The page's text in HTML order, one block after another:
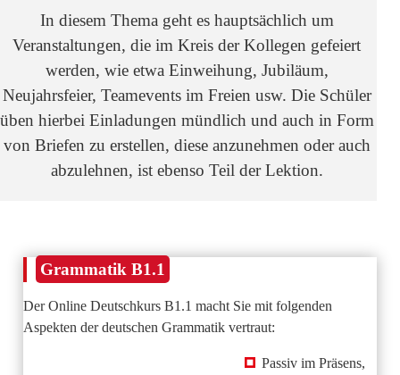
In diesem Thema geht es hauptsächlich um
Veranstaltungen, die im Kreis der Kollegen gefeiert
werden, wie etwa Einweihung, Jubiläum,
Neujahrsfeier, Teamevents im Freien usw. Die Schüler
üben hierbei Einladungen mündlich und auch in Form
von Briefen zu erstellen, diese anzunehmen oder auch
abzulehnen, ist ebenso Teil der Lektion.
Grammatik B1.1
Der Online Deutschkurs B1.1 macht Sie mit folgenden
Aspekten der deutschen Grammatik vertraut:
Passiv im Präsens,